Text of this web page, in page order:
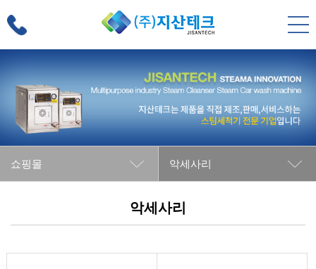
쇼핑몰 악세사리
악세사리